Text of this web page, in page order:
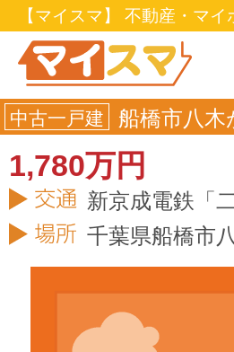
【マイスマ】 不動産・マ
中古一戸建 船橋市八木
1,780万円
新京成電鉄「
千葉県船橋市